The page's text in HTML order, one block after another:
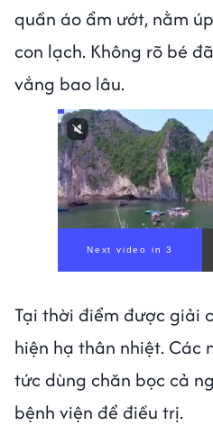
quần áo ẩm ướt, nằm
con lạch. Không rõ bé
vắng bao lâu.
Next video in 1
Tại thời điểm được giải
hiện hạ thân nhiệt. Các
tức dùng chăn bọc cả
bệnh viện để điều trị.